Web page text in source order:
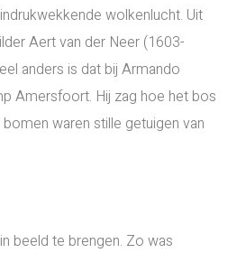
wolkenlucht. Uit
Aert van der Neer (1603-
anders is dat bij Armando
Amersfoort. Hij zag hoe het bos
waren stille getuigen van
beeld te brengen. Zo was